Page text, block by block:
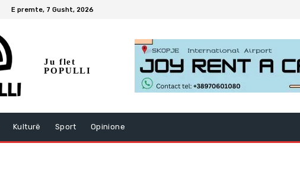
E premte, 7 Gusht, 2026
Ju flet
POPULLI
Kulturë Sport Opinione